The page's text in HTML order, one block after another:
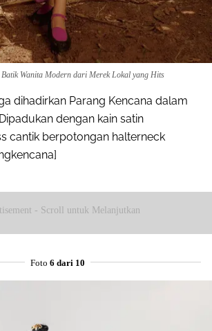
Wanita Modern dari Merek Lokal yang Hits
dihadirkan Parang Kencana dalam
dengan kain satin
cantik berpotongan halterneck
- Scroll untuk Melanjutkan
Foto 6 dari 10